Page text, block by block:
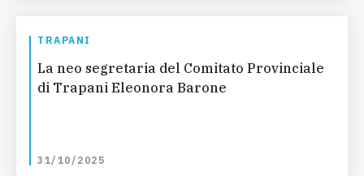
TRAPANI
La neo segretaria del Comitato Provinciale
di Trapani Eleonora Barone
31/10/2025